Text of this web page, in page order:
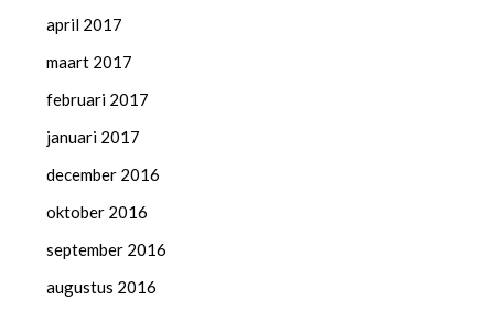
april 2017
maart 2017
februari 2017
januari 2017
december 2016
oktober 2016
september 2016
augustus 2016